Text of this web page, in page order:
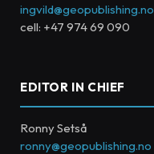
ingvild@geopublishing.no
cell: +47 974 69 090
EDITOR IN CHIEF
Ronny Setså
ronny@geopublishing.no